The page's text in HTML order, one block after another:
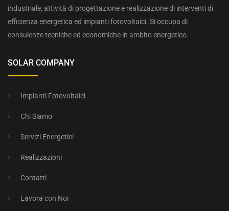
industriale, attività di progettazione e realizzazione di interventi di
efficienza energetica ed impianti fotovoltaici. Si occupa di
consulenze tecniche ed economiche in ambito energetico.
SOLAR COMPANY
Impianti Fotovoltaici
Chi Siamo
Servizi Energetici
Realizzazioni
Contatti
Lavora con Noi